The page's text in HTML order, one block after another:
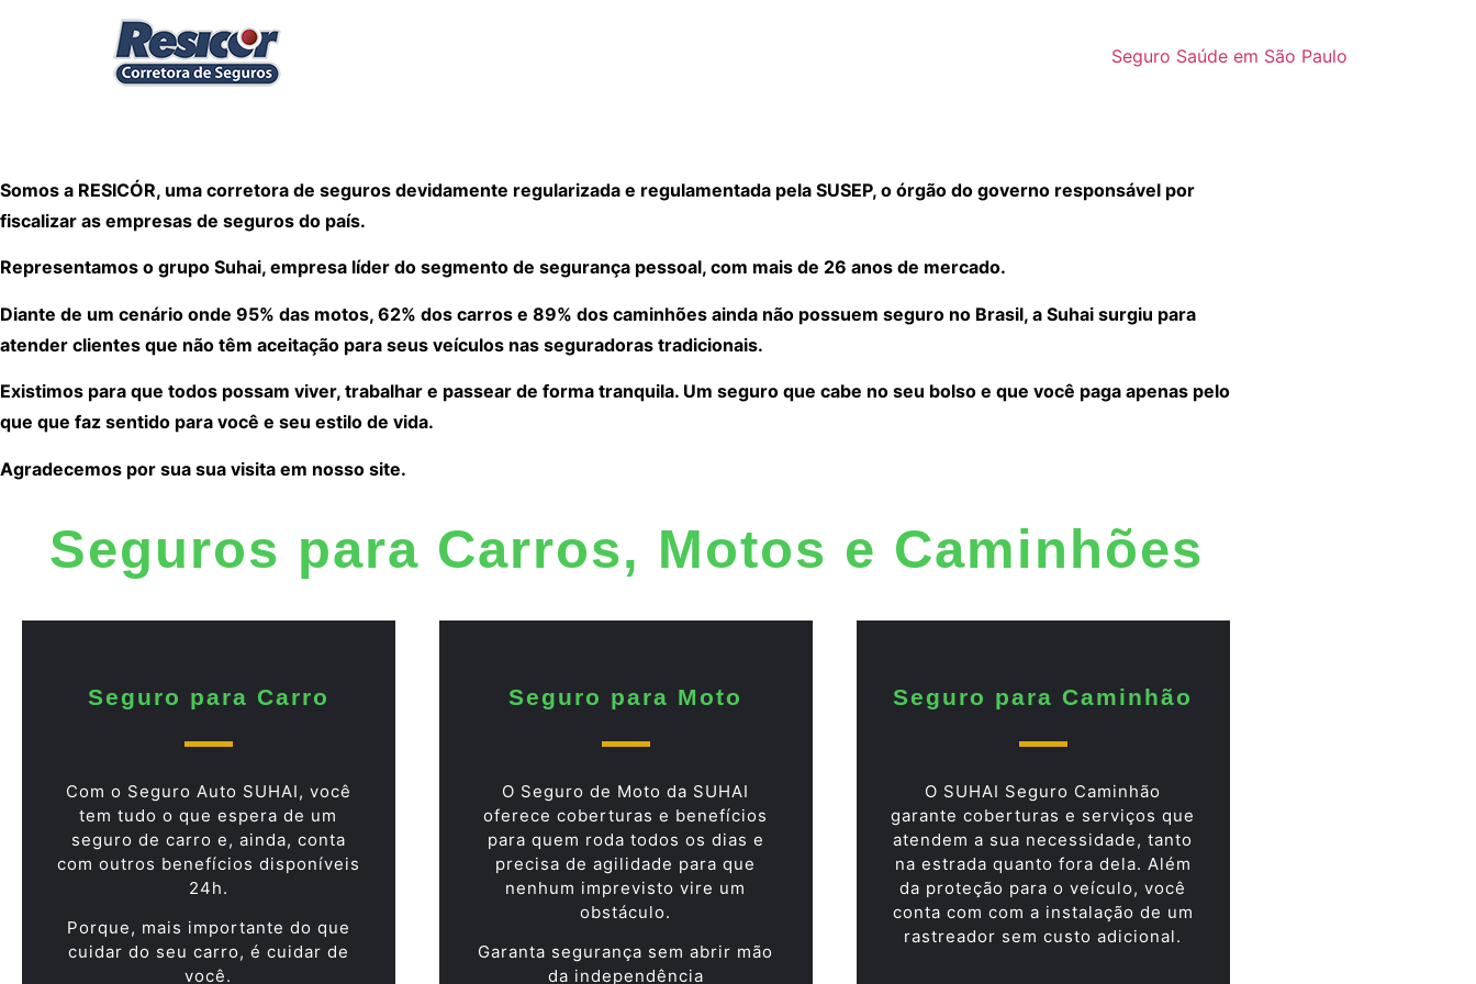
Seguro Saúde em São Paulo
Somos a RESICÓR, uma corretora de seguros devidamente regularizada e regulamentada pela SUSEP, o órgão do governo responsável por
fiscalizar as empresas de seguros do país.
Representamos o grupo Suhai, empresa líder do segmento de segurança pessoal, com mais de 26 anos de mercado.
Diante de um cenário onde 95% das motos, 62% dos carros e 89% dos caminhões ainda não possuem seguro no Brasil, a Suhai surgiu para
atender clientes que não têm aceitação para seus veículos nas seguradoras tradicionais.
Existimos para que todos possam viver, trabalhar e passear de forma tranquila. Um seguro que cabe no seu bolso e que você paga apenas pelo
que que faz sentido para você e seu estilo de vida.
Agradecemos por sua sua visita em nosso site.
Seguros para Carros, Motos e Caminhões
Seguro para Carro
Com o Seguro Auto SUHAI, você
tem tudo o que espera de um
seguro de carro e, ainda, conta
com outros benefícios disponíveis
24h.
Porque, mais importante do que
cuidar do seu carro, é cuidar de
você.
Seguro para Moto
O Seguro de Moto da SUHAI
oferece coberturas e benefícios
para quem roda todos os dias e
precisa de agilidade para que
nenhum imprevisto vire um
obstáculo.
Garanta segurança sem abrir mão
da independência
Seguro para Caminhão
O SUHAI Seguro Caminhão
garante coberturas e serviços que
atendem a sua necessidade, tanto
na estrada quanto fora dela. Além
da proteção para o veículo, você
conta com com a instalação de um
rastreador sem custo adicional.